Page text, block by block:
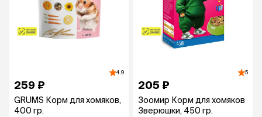
4.9
259 ₽
GRUMS Корм для хомяков,
400 гр.
5
205 ₽
Зоомир Корм для хомяков
Зверюшки, 450 гр.